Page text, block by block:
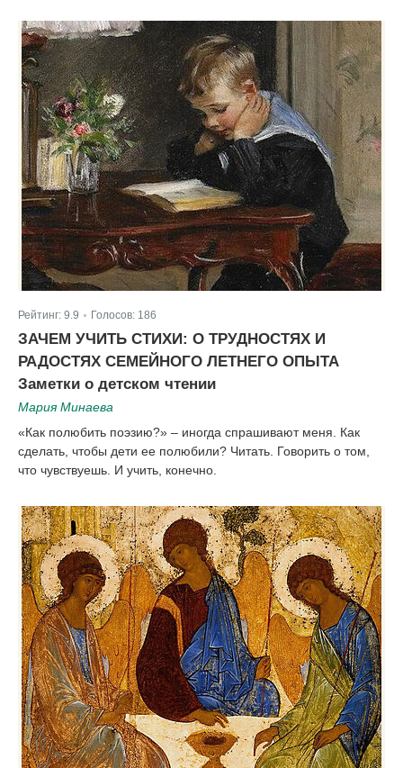
Рейтинг: 9.9 Голосов: 186
ЗАЧЕМ УЧИТЬ СТИХИ: О ТРУДНОСТЯХ И
РАДОСТЯХ СЕМЕЙНОГО ЛЕТНЕГО ОПЫТА
Заметки о детском чтении
Мария Минаева
«Как полюбить поэзию?» – иногда спрашивают меня. Как
сделать, чтобы дети ее полюбили? Читать. Говорить о том,
что чувствуешь. И учить, конечно.